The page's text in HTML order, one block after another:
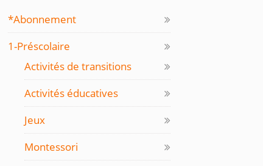
*Abonnement
1-Préscolaire
Activités de transitions
Activités éducatives
Jeux
Montessori